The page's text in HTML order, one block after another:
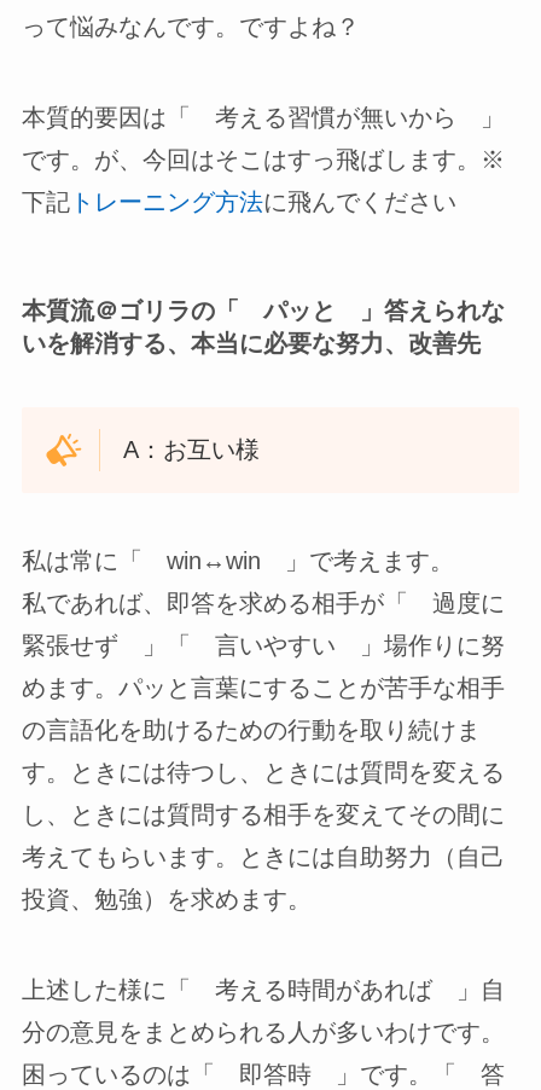
って悩みなんです。ですよね？
本質的要因は「 考える習慣が無いから 」
です。が、今回はそこはすっ飛ばします。※
下記トレーニング方法に飛んでください
本質流＠ゴリラの「 パッと 」答えられな
いを解消する、本当に必要な努力、改善先
A：お互い様
私は常に「 win↔win 」で考えます。
私であれば、即答を求める相手が「 過度に
緊張せず 」「 言いやすい 」場作りに努
めます。パッと言葉にすることが苦手な相手
の言語化を助けるための行動を取り続けま
す。ときには待つし、ときには質問を変える
し、ときには質問する相手を変えてその間に
考えてもらいます。ときには自助努力（自己
投資、勉強）を求めます。
上述した様に「 考える時間があれば 」自
分の意見をまとめられる人が多いわけです。
困っているのは「 即答時 」です。「 答